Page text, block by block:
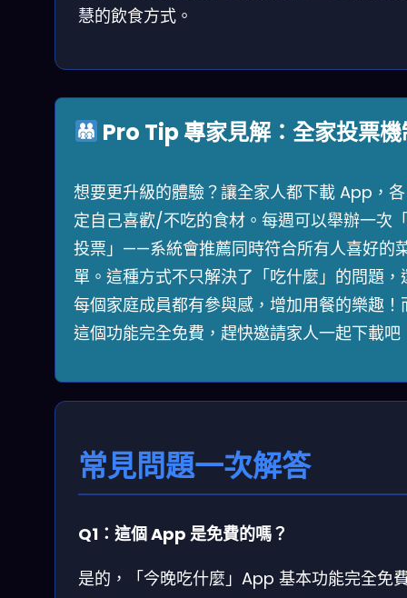
慧的飲食方式。
Pro Tip 專家見解：全家投票
想要更升級的體驗？讓全家人都下載 App，
定自己喜歡/不吃的食材。每週可以舉辦一次
投票」——系統會推薦同時符合所有人喜好的
單。這種方式不只解決了「吃什麼」的問題，
每個家庭成員都有參與感，增加用餐的樂趣！
這個功能完全免費，趕快邀請家人一起下載吧
常見問題一次解答
Q1：這個 App 是免費的嗎？
是的，「今晚吃什麼」App 基本功能完全免